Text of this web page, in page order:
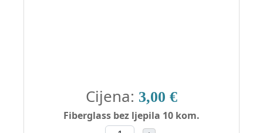
Cijena: 3,00 €
Fiberglass bez ljepila 10 kom.